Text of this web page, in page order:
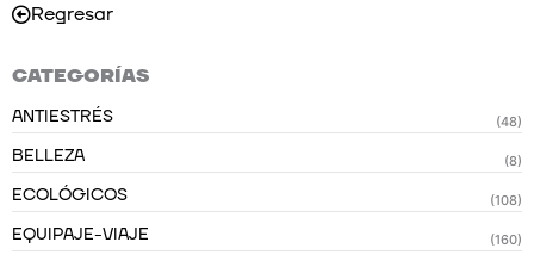
Regresar
CATEGORÍAS
ANTIESTRÉS (48)
BELLEZA (8)
ECOLÓGICOS (108)
EQUIPAJE-VIAJE (160)